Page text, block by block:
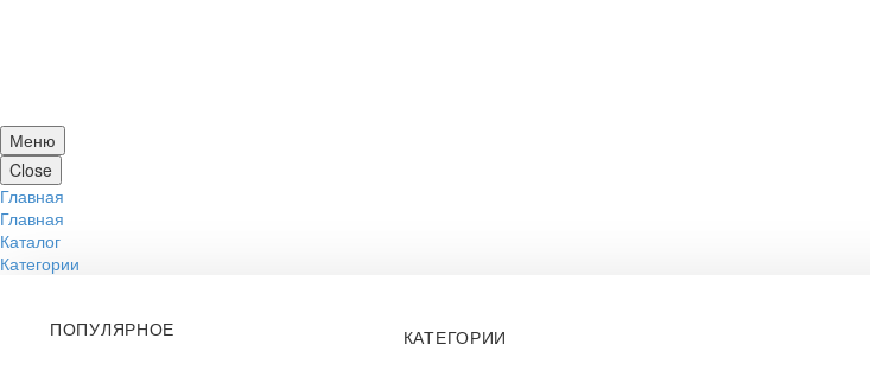
Меню
Close
Главная
Главная
Каталог
Категории
ПОПУЛЯРНОЕ
КАТЕГОРИИ